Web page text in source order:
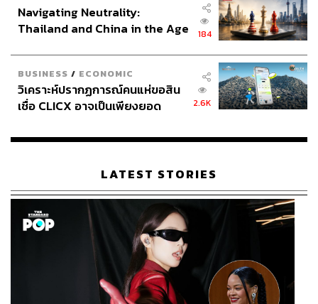
Navigating Neutrality:
Thailand and China in the Age
184
BUSINESS / ECONOMIC
วิเคราะห์ปรากฏการณ์คนแห่ขอสิน
เชื่อ CLICX อาจเป็นเพียงยอด
เรือนไทยที่ถูกซุกไว้
2.6K
LATEST STORIES